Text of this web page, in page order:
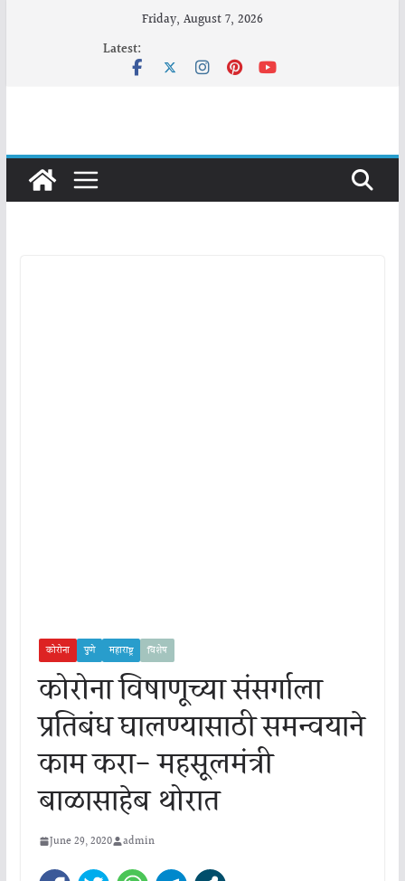
Friday, August 7, 2026
Latest:
कोरोना पुणे महाराष्ट्र विशेष
कोरोना विषाणूच्या संसर्गाला
प्रतिबंध घालण्यासाठी समन्वयाने
काम करा- महसूलमंत्री
बाळासाहेब थोरात
June 29, 2020 admin